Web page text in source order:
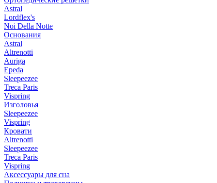
Astral
Lordflex's
Noi Della Notte
Основания
Astral
Altrenotti
Auriga
Epeda
Sleepeezee
Treca Paris
Vispring
Изголовья
Sleepeezee
Vispring
Кровати
Altrenotti
Sleepeezee
Treca Paris
Vispring
Аксессуары для сна